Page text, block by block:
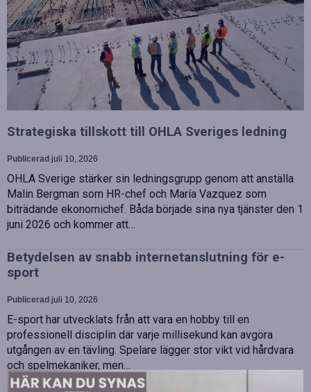
Strategiska tillskott till OHLA Sveriges ledning
Publicerad juli 10, 2026
OHLA Sverige stärker sin ledningsgrupp genom att anställa
Malin Bergman som HR-chef och María Vazquez som
biträdande ekonomichef. Båda började sina nya tjänster den 1
juni 2026 och kommer att…
Betydelsen av snabb internetanslutning för e-
sport
Publicerad juli 10, 2026
E-sport har utvecklats från att vara en hobby till en
professionell disciplin där varje millisekund kan avgöra
utgången av en tävling. Spelare lägger stor vikt vid hårdvara
och spelmekaniker, men…